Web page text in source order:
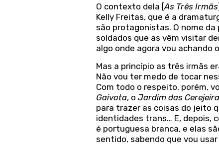
O contexto dela [As Três Irmãs
Kelly Freitas, que é a
são protagonistas. O nome da
soldados que as vêm visitar
algo onde agora vou achando
Mas a princípio as três irmãs
Não vou ter medo de tocar
Com todo o respeito, porém,
Gaivota, oJardim das
para trazer as coisas do jeito
identidades trans… E, depois,
é portuguesa branca, e elas
sentido, sabendo que vou